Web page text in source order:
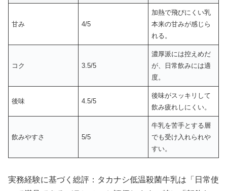
甘み 4/5
加熱で飛びにくい乳
本来の甘みが感じら
れる。
コク 3.5/5
濃厚派には控えめだ
が、日常飲みには適
度。
後味 4.5/5
後味がスッキリして
飲み疲れしにくい。
飲みやすさ 5/5
牛乳を苦手とする層
でも受け入れられや
すい。
実務経験に基づく総評：タカナシ低温殺菌牛乳は「日常使